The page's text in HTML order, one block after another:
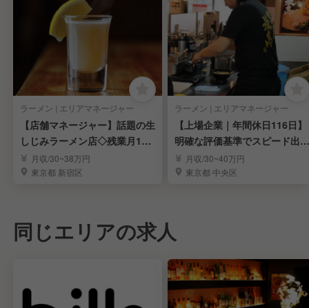
ラーメン | エリアマネージャー
【店舗マネージャー】話題の生
しじみラーメン店◇残業月10h
◇年休121日
月収/30~38万円
東京都 新宿区
ラーメン | エリアマネージャー
【上場企業｜年間休日116日】
明確な評価基準でスピード出世
可能◎
月収/30~40万円
東京都 中央区
同じエリアの求人